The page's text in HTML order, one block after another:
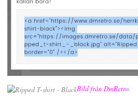
Bild från DmRetro.